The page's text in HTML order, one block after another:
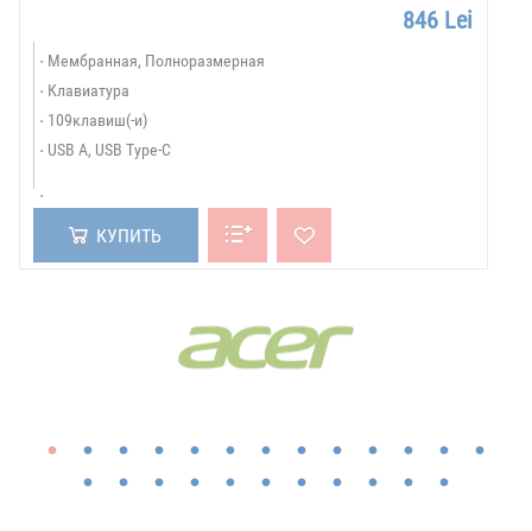
846 Lei
Мембранная, Полноразмерная
Клавиатура
109клавиш(-и)
USB A, USB Type-C
КУПИТЬ
БРЕНДЫ: Показать все бренды